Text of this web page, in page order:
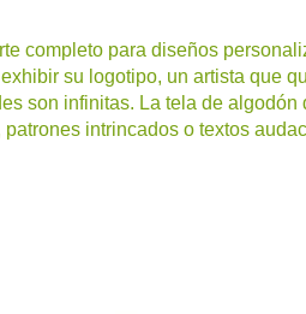
completo para diseños
su logotipo, un artista que
son infinitas. La tela de
intrincados o textos